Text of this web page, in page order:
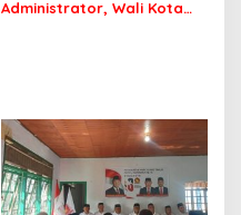
Administrator, Wali Kota